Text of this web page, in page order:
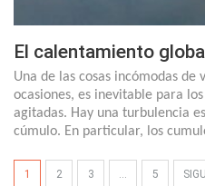
El calentamiento
Una de las cosas incómodas de
ocasiones, es inevitable para
agitadas. Hay una turbulencia
cúmulo. En particular, los
1 2 3 … 5